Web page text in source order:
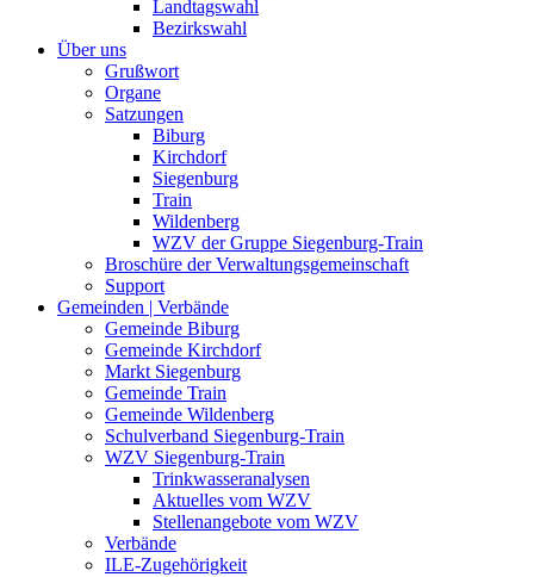
Landtagswahl
Bezirkswahl
Über uns
Grußwort
Organe
Satzungen
Biburg
Kirchdorf
Siegenburg
Train
Wildenberg
WZV der Gruppe Siegenburg-Train
Broschüre der Verwaltungsgemeinschaft
Support
Gemeinden | Verbände
Gemeinde Biburg
Gemeinde Kirchdorf
Markt Siegenburg
Gemeinde Train
Gemeinde Wildenberg
Schulverband Siegenburg-Train
WZV Siegenburg-Train
Trinkwasseranalysen
Aktuelles vom WZV
Stellenangebote vom WZV
Verbände
ILE-Zugehörigkeit